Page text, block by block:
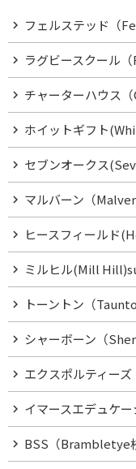
フェルステッド（
ラグビースクール
チャーターハウス
ホイットギフト
セブンオークス
マルバーン（
ヒースフィールド
ミルヒル(Mill
トーントン（
シャーボーン（
エクスポルティーズ
イマースエデュケ
BSS（Brambletye